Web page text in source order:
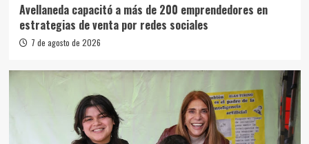
Avellaneda capacitó a más de 200 emprendedores en
estrategias de venta por redes sociales
7 de agosto de 2026